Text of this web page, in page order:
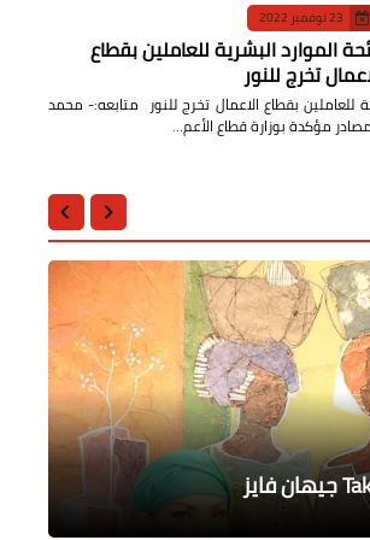
23 نوفمبر 2022
الموارد البشرية للعاملين بقطاع
تخرج للنور
للعاملين بقطاع الاعمال تخرج للنور متابعه:- محمد
مؤكدة بوزارة قطاع الأعم…
والرياضة بالاسكندرية
رياضية بمركز شباب
إبراهيم ينهي إعتصام عمال
للغزل والنسيج
أزمة عالمية
لمركز ومدينة منوف على
التنفيذي